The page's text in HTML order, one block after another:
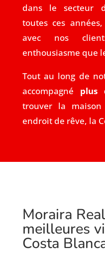
dans le secteur
toutes ces
avec nos
enthousiasme que
Tout au long de
accompagné plus
trouver la
endroit de rêve, la
Moraira
meilleures
Costa